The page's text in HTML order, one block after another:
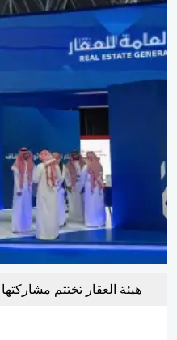
هيئة العقار تختتم